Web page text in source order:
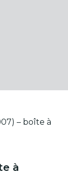
– boîte à
à